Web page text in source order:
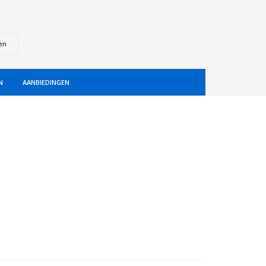
AANBIEDINGEN